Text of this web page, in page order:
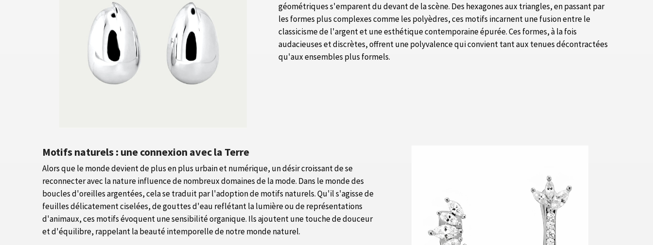
géométriques s'emparent du devant de la scène. Des hexagones aux triangles, en passant par
les formes plus complexes comme les polyèdres, ces motifs incarnent une fusion entre le
classicisme de l'argent et une esthétique contemporaine épurée. Ces formes, à la fois
audacieuses et discrètes, offrent une polyvalence qui convient tant aux tenues décontractées
qu'aux ensembles plus formels.
Motifs naturels : une connexion avec la Terre
Alors que le monde devient de plus en plus urbain et numérique, un désir croissant de se
reconnecter avec la nature influence de nombreux domaines de la mode. Dans le monde des
boucles d'oreilles argentées, cela se traduit par l'adoption de motifs naturels. Qu'il s'agisse de
feuilles délicatement ciselées, de gouttes d'eau reflétant la lumière ou de représentations
d'animaux, ces motifs évoquent une sensibilité organique. Ils ajoutent une touche de douceur
et d'équilibre, rappelant la beauté intemporelle de notre monde naturel.